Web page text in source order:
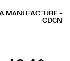
MANUFACTURE -
CDCN